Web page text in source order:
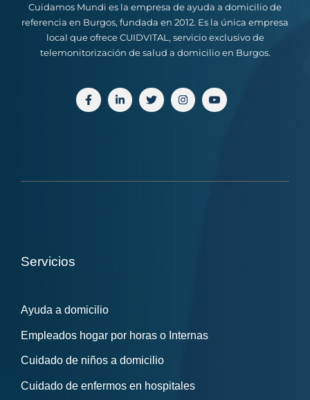
Cuidamos Mundi es la empresa de ayuda a domicilio de
referencia en Burgos, fundada en 2012. Es la única empresa
local que ofrece CUIDVITAL, servicio exclusivo de
telemonitorización de salud a domicilio en Burgos.
Servicios
Ayuda a domicilio
Empleados hogar por horas o Internas
Cuidado de niños a domicilio
Cuidado de enfermos en hospitales